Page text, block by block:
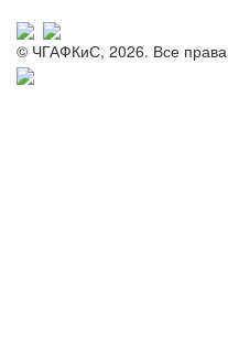
© ЧГАФКиС, 2026. Все